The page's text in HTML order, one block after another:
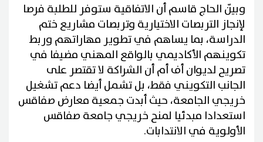
وبيّن الحاج قاسم أن الاتفاقية ستوفر للطلبة فرصا
لإنجاز التربصات الاختيارية وتربصات مشاريع ختم
الدراسة، بما يساهم في تطوير مهاراتهم وربط
تكوينهم الأكاديمي بالواقع المهني مضيفا في
تصريح لديوان أف أم أن الشراكة لا تقتصر على
الجانب التكويني فقط، بل تشمل أيضا دعم تشغيل
خريجي الجامعة، حيث أبدت جمعية معارض صفاقس
استعدادا مبدئيا لمنح خريجي جامعة صفاقس
الأولوية في الانتدابات.